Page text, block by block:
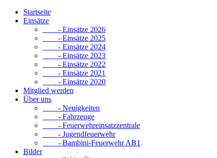
Startseite
Einsätze
- Einsätze 2026
- Einsätze 2025
- Einsätze 2024
- Einsätze 2023
- Einsätze 2022
- Einsätze 2021
- Einsätze 2020
Mitglied werden
Über uns
- Neuigkeiten
- Fahrzeuge
- Feuerwehreinsatzzentrale
- Jugendfeuerwehr
- Bambini-Feuerwehr AB1
Bilder